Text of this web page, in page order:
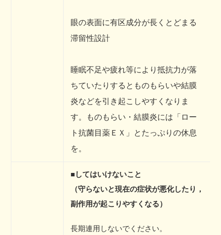
眼の表面に有区成分が長くとどまる
滞留性設計
睡眠不足や疲れ等により抵抗力が落
ちていたりするとものもらいや結膜
炎などを引き起こしやすくなりま
す。ものもらい・結膜炎には「ロー
ト抗菌目薬ＥＸ」とたっぷりの休息
を。
■してはいけないこと
（守らないと現在の症状が悪化したり，
副作用が起こりやすくなる）
長期連用しないでください。